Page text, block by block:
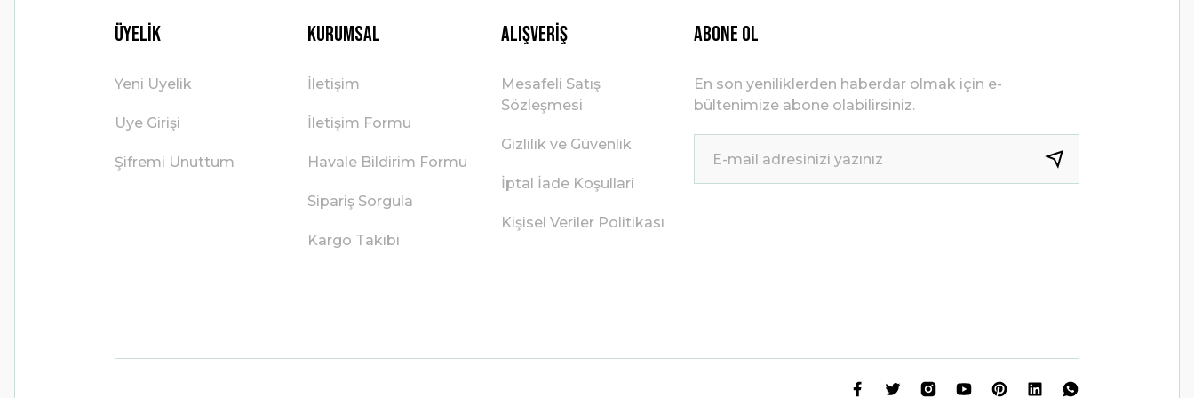
Üyelik
Yeni Üyelik
Üye Girişi
Şifremi Unuttum
Kurumsal
İletişim
İletişim Formu
Havale Bildirim Formu
Sipariş Sorgula
Kargo Takibi
Alışveriş
Mesafeli Satış
Sözleşmesi
Gizlilik ve Güvenlik
İptal İade Koşullari
Kişisel Veriler Politikası
ABONE OL
En son yeniliklerden haberdar olmak için e-
bültenimize abone olabilirsiniz.